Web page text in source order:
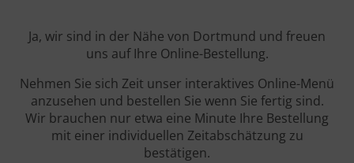
Ja, wir sind in der Nähe von Dortmund und freuen
uns auf Ihre Online-Bestellung.
Nehmen Sie sich Zeit unser interaktives Online-Menü
anzusehen und bestellen Sie wenn Sie fertig sind.
Wir brauchen nur etwa eine Minute Ihre Bestellung
mit einer individuellen Zeitabschätzung zu
bestätigen.